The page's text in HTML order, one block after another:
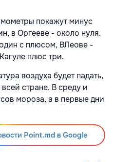
покажут минус
в Оргееве - около нуля.
с плюсом, ВЛеове -
плюс три.
воздуха будет падать,
стране. В среду и
мороза, а в первые дни
Point.md в Google